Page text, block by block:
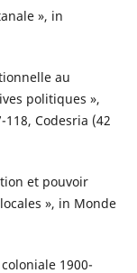
», in
au
politiques »,
Codesria (42
et pouvoir
», in Monde
1900-